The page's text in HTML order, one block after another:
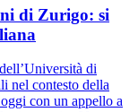
di Zurigo: si
di
nel contesto della
con un appello a